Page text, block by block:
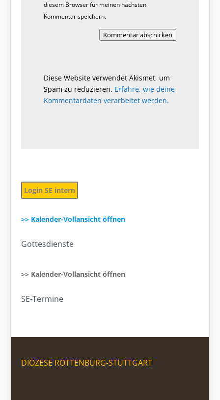
diesem Browser für meinen nächsten
Kommentar speichern.
Kommentar abschicken
Diese Website verwendet Akismet, um
Spam zu reduzieren. Erfahre, wie deine
Kommentardaten verarbeitet werden.
Login SE intern
>> Kalender-Vollansicht öffnen
Gottesdienste
>> Kalender-Vollansicht öffnen
SE-Termine
DIÖZESE ROTTENBURG-STUTTGART